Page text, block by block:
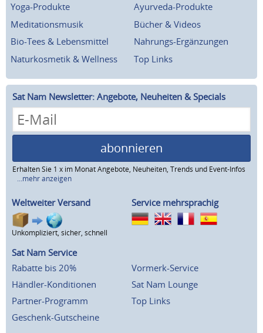
Yoga-Produkte
Ayurveda-Produkte
Meditationsmusik
Bücher & Videos
Bio-Tees & Lebensmittel
Nahrungs-Ergänzungen
Naturkosmetik & Wellness
Top Links
Sat Nam Newsletter: Angebote, Neuheiten & Specials
abonnieren
Erhalten Sie 1 x im Monat Angebote, Neuheiten, Trends und Event-Infos
...mehr anzeigen
Weltweiter Versand
Unkompliziert, sicher, schnell
Service mehrsprachig
Sat Nam Service
Rabatte bis 20%
Händler-Konditionen
Partner-Programm
Geschenk-Gutscheine
Vormerk-Service
Sat Nam Lounge
Top Links